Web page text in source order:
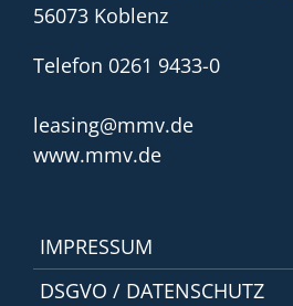
56073 Koblenz
Telefon 0261 9433-0
leasing@mmv.de
www.mmv.de
IMPRESSUM
DSGVO / DATENSCHUTZ